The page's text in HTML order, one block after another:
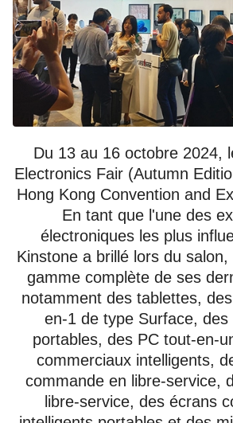
Du 13 au 16 octobre 2024,
Electronics Fair (Autumn
Hong Kong Convention and
En tant que l'une des
électroniques les plus
Kinstone a brillé lors du
gamme complète de ses
notamment des tablettes,
en-1 de type Surface, des
portables, des PC tout-en-
commerciaux intelligents,
commande en libre-service,
libre-service, des écrans